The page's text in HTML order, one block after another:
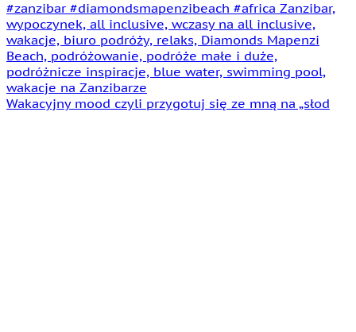
Wakacyjny mood czyli przygotuj się ze mną na „słod